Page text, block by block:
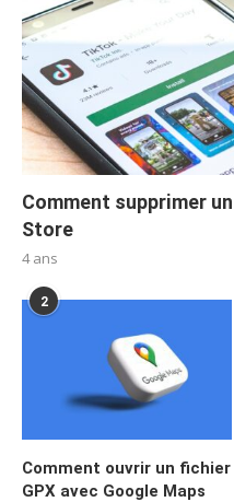
Comment supprimer
Store
4 ans
2
Comment ouvrir un fichier
GPX avec Google Maps